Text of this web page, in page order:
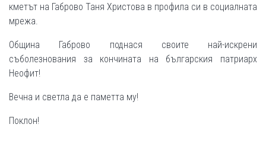
кметът на Габрово Таня Христова в профила си в социалната
мрежа.
Община Габрово поднася своите най-искрени
съболезнования за кончината на българския патриарх
Неофит!
Вечна и светла да е паметта му!
Поклон!